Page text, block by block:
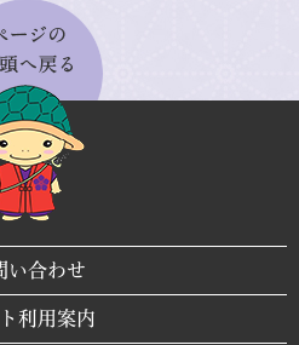
い合わせ
利用案内